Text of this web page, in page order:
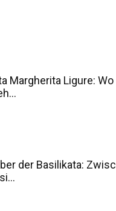
Margherita Ligure:
der Basilikata: